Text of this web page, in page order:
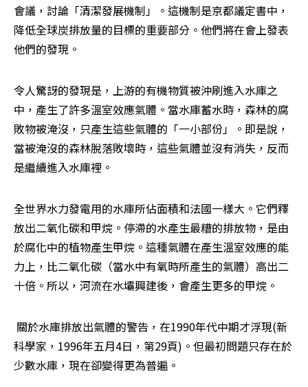
會議，討論「清潔發展機制」。這機制是京都議定書中，
降低全球炭排放量的目標的重要部分。他們將在會上發表
他們的發現。
令人驚訝的發現是，上游的有機物質被沖刷進入水庫之
中，產生了許多溫室效應氣體。當水庫蓄水時，森林的腐
敗物被淹沒，只產生這些氣體的「一小部份」。即是說，
當被淹沒的森林脫落敗壞時，這些氣體並沒有消失，反而
是繼續進入水庫裡。
全世界水力發電用的水庫所佔面積和法國一樣大。它們釋
放出二氧化碳和甲烷。停滯的水產生最糟的排放物，是由
於腐化中的植物產生甲烷。這種氣體在產生溫室效應的能
力上，比二氧化碳（當水中有氧時所產生的氣體）高出二
十倍。所以，河流在水壩興建後，會產生更多的甲烷。
關於水庫排放出氣體的警告，在1990年代中期才浮現(新
科學家，1996年五月4日，第29頁)。但最初問題只存在於
少數水庫，現在卻變得更為普遍。